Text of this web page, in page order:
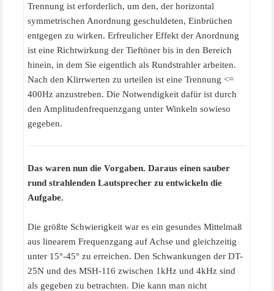
Trennung ist erforderlich, um den, der horizontal
symmetrischen Anordnung geschuldeten, Einbrüchen
entgegen zu wirken. Erfreulicher Effekt der Anordnung
ist eine Richtwirkung der Tieftöner bis in den Bereich
hinein, in dem Sie eigentlich als Rundstrahler arbeiten.
Nach den Klirrwerten zu urteilen ist eine Trennung <=
400Hz anzustreben. Die Notwendigkeit dafür ist durch
den Amplitudenfrequenzgang unter Winkeln sowieso
gegeben.
Das waren nun die Vorgaben. Daraus einen sauber
rund strahlenden Lautsprecher zu entwickeln die
Aufgabe.
Die größte Schwierigkeit war es ein gesundes Mittelmaß
aus linearem Frequenzgang auf Achse und gleichzeitig
unter 15°-45° zu erreichen. Den Schwankungen der DT-
25N und des MSH-116 zwischen 1kHz und 4kHz sind
als gegeben zu betrachten. Die kann man nicht